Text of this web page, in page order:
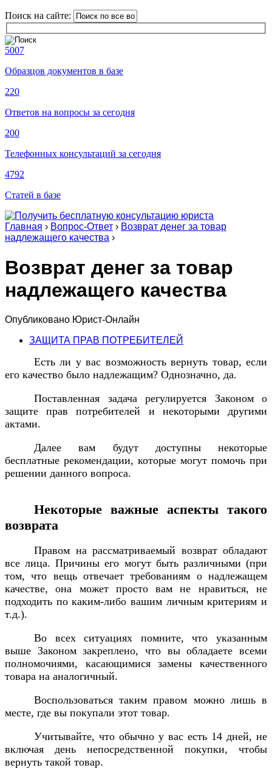
Поиск на сайте:
5007
Образцов документов в базе
220
Ответов на вопросы за сегодня
200
Телефонных консультаций за сегодня
4792
Статей в базе
Главная › Вопрос-Ответ › Возврат денег за товар
надлежащего качества ›
Возврат денег за товар
надлежащего качества
Опубликовано Юрист-Онлайн
ЗАЩИТА ПРАВ ПОТРЕБИТЕЛЕЙ
Есть ли у вас возможность вернуть товар, если
его качество было надлежащим? Однозначно, да.
Поставленная задача регулируется Законом о
защите прав потребителей и некоторыми другими
актами.
Далее вам будут доступны некоторые
бесплатные рекомендации, которые могут помочь при
решении данного вопроса.
Некоторые важные аспекты такого
возврата
Правом на рассматриваемый возврат обладают
все лица. Причины его могут быть различными (при
том, что вещь отвечает требованиям о надлежащем
качестве, она может просто вам не нравиться, не
подходить по каким-либо вашим личным критериям и
т.д.).
Во всех ситуациях помните, что указанным
выше Законом закреплено, что вы обладаете всеми
полномочиями, касающимися замены качественного
товара на аналогичный.
Воспользоваться таким правом можно лишь в
месте, где вы покупали этот товар.
Учитывайте, что обычно у вас есть 14 дней, не
включая день непосредственной покупки, чтобы
вернуть такой товар.